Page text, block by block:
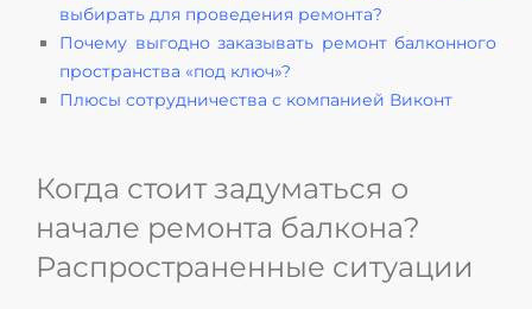
выбирать для проведения ремонта?
Почему выгодно заказывать ремонт балконного
пространства «под ключ»?
Плюсы сотрудничества с компанией Виконт
Когда стоит задуматься о
начале ремонта балкона?
Распространенные ситуации